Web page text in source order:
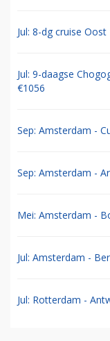
Jul: 8-dg cruise
Jul: 9-daagse
€1056
Sep: Amsterdam -
Sep: Amsterdam -
Mei: Amsterdam -
Jul: Amsterdam -
Jul: Rotterdam -